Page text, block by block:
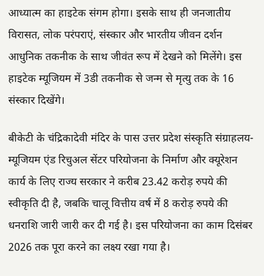
आध्यात्म का हाइटेक संगम होगा। इसके साथ ही जनजातीय
विरासत, लोक परंपराएं, संस्कार और भारतीय जीवन दर्शन
आधुनिक तकनीक के साथ जीवंत रूप में देखने को मिलेंगे। इस
हाइटेक म्यूजियम में 3डी तकनीक से जन्म से मृत्यु तक के 16
संस्कार दिखेंगे।
बीकेटी के चंद्रिकादेवी मंदिर के पास उत्तर प्रदेश संस्कृति संग्राहलय-
म्यूजियम एंड रिचुअल सेंटर परियोजना के निर्माण और क्यूरेशन
कार्य के लिए राज्य सरकार ने करीब 23.42 करोड़ रुपये की
स्वीकृति दी है, जबकि चालू वित्तीय वर्ष में 8 करोड़ रुपये की
धनराशि जारी जारी कर दी गई है। इस परियोजना का काम दिसंबर
2026 तक पूरा करने का लक्ष्य रखा गया है।